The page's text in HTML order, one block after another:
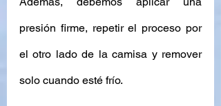
presión firme, repetir el proceso por
el otro lado de la camisa y remover
solo cuando esté frío.